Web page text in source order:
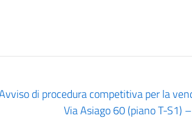
di procedura competitiva per la
Via Asiago 60 (piano T-S1)